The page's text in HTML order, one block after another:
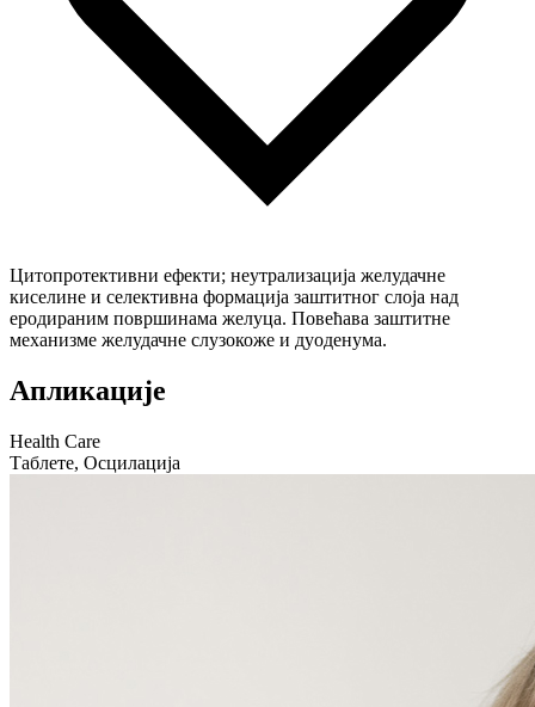
Цитопротективни ефекти; неутрализација желудачне
киселине и селективна формација заштитног слоја над
еродираним површинама желуца. Повећава заштитне
механизме желудачне слузокоже и дуоденума.
Апликације
Health Care
Таблете, Осцилација